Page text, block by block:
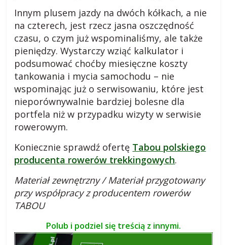
Innym plusem jazdy na dwóch kółkach, a nie
na czterech, jest rzecz jasna oszczędność
czasu, o czym już wspominaliśmy, ale także
pieniędzy. Wystarczy wziąć kalkulator i
podsumować choćby miesięczne koszty
tankowania i mycia samochodu – nie
wspominając już o serwisowaniu, które jest
nieporównywalnie bardziej bolesne dla
portfela niż w przypadku wizyty w serwisie
rowerowym.
Koniecznie sprawdź ofertę Tabou polskiego
producenta rowerów trekkingowych.
Materiał zewnętrzny / Materiał przygotowany
przy współpracy z producentem rowerów
TABOU
Polub i podziel się treścią z innymi.